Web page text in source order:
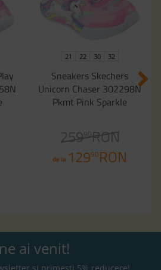
21 22 30 32
Sneakers Skechers
Unicorn Chaser 302298N
Pkmt Pink Sparkle
259 90RON
de la 12990RON
ai venit!